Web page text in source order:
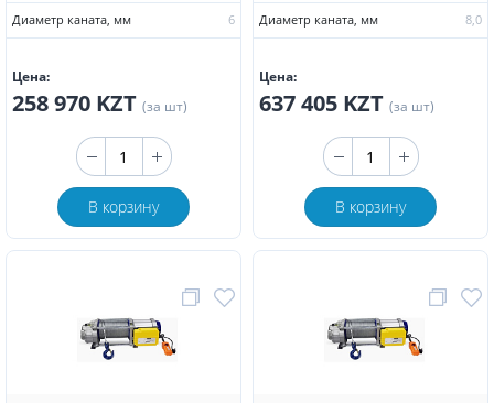
Диаметр каната, мм 6
Цена:
258 970 KZT (за шт)
В корзину
Диаметр каната, мм 8,0
Цена:
637 405 KZT (за шт)
В корзину